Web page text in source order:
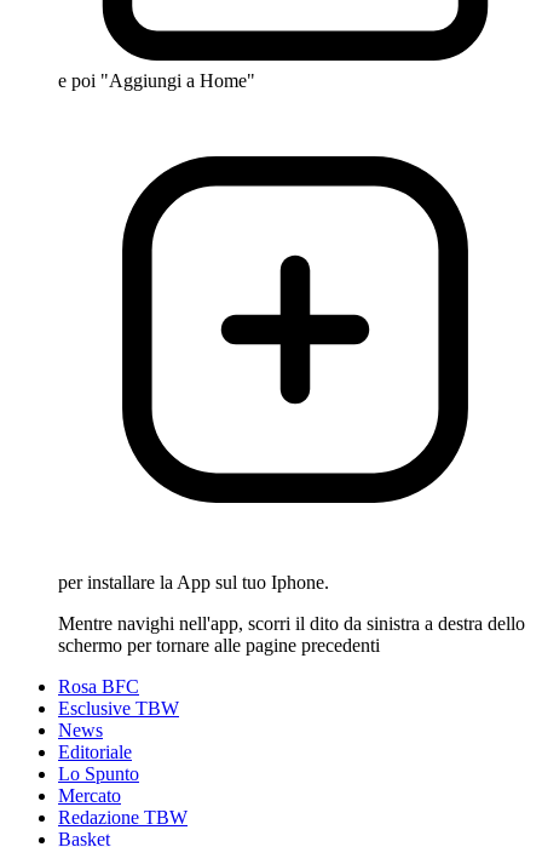
e poi "Aggiungi a Home"
per installare la App sul tuo Iphone.
Mentre navighi nell'app, scorri il dito da sinistra a destra dello
schermo per tornare alle pagine precedenti
Rosa BFC
Esclusive TBW
News
Editoriale
Lo Spunto
Mercato
Redazione TBW
Basket